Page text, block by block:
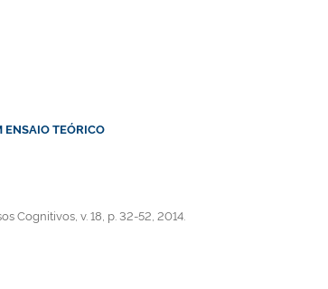
ENSAIO TEÓRICO
Cognitivos, v. 18, p. 32-52, 2014.